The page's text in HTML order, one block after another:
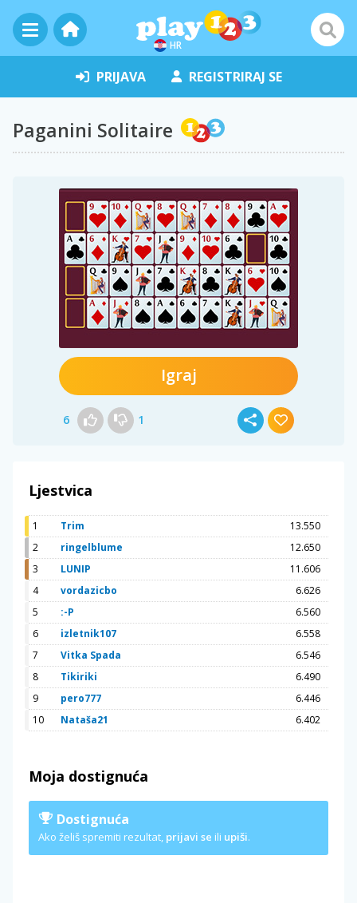
HR
PRIJAVA REGISTRIRAJ SE
Paganini Solitaire
Igraj
6 1
Ljestvica
1 Trim
13.550
2
ringelblume
12.650
3
LUNIP
11.606
4
vordazicbo
6.626
5
:-P
6.560
6
izletnik107
6.558
7
Vitka Spada
6.546
8
Tikiriki
6.490
9
pero777
6.446
10
Nataša21 6.402
Moja dostignuća
Dostignuća
Ako želiš spremiti rezultat, prijavi se ili upiši.